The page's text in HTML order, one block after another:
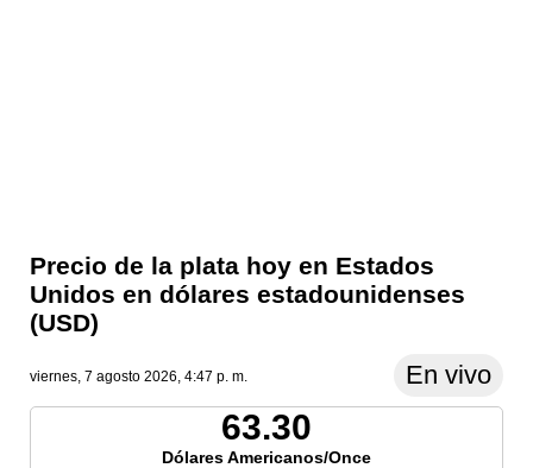
Precio de la plata hoy en Estados
Unidos en dólares estadounidenses
(USD)
viernes, 7 agosto 2026, 4:47 p. m. En vivo
63.30
Dólares Americanos/Once